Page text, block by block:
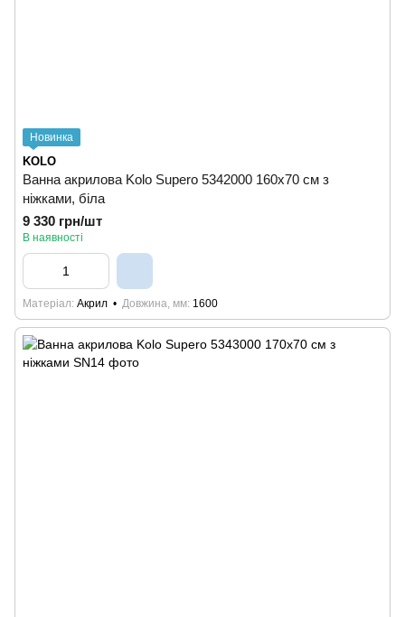
Новинка
KOLO
Ванна акрилова Kolo Supero 5342000 160x70 см з
ніжками, біла
9 330 грн/шт
В наявності
Матеріал Акрил Довжина, мм 1600